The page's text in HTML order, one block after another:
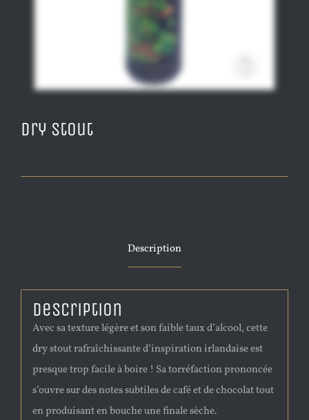
Dry Stout
Description
Description
Avec sa texture légère et son faible taux d’alcool, cette
dry stout rafraîchissante d’inspiration irlandaise est
presque trop facile à boire ! Sa torréfaction prononcée
s’ouvre sur des notes subtiles de café et de chocolat tout
en produisant en bouche une finale sèche.